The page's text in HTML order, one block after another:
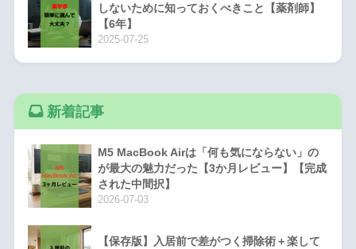
しないために知っておくべきこと【薬剤師】
【6年】
2025-07-25
新着記事
M5 MacBook Airは「何も気にならない」の
が最大の魅力だった【3か月レビュー】【完成
された中間択】
2026-07-03
【保存版】入居前で差がつく掃除術＋楽して